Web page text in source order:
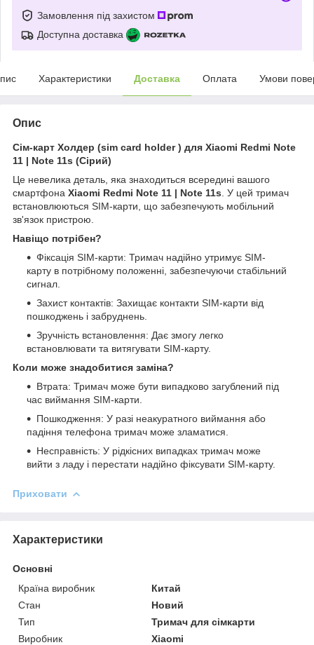
Замовлення під захистом
Доступна доставка
Характеристики Доставка Оплата Умови
Опис
Сім-карт Холдер (sim card holder ) для Xiaomi Redmi Note
11 | Note 11s (Сірий)
Це невелика деталь, яка знаходиться всередині вашого
смартфона Xiaomi Redmi Note 11 | Note 11s . У цей тримач
встановлюються SIM-карти, що забезпечують мобільний
зв'язок пристрою.
Навіщо потрібен?
Фіксація SIM-карти: Тримач надійно утримує SIM-
карту в потрібному положенні, забезпечуючи стабільний
сигнал.
Захист контактів: Захищає контакти SIM-карти від
пошкоджень і забруднень.
Зручність встановлення: Дає змогу легко
встановлювати та витягувати SIM-карту.
Коли може знадобитися заміна?
Втрата: Тримач може бути випадково загублений під
час виймання SIM-карти.
Пошкодження: У разі неакуратного виймання або
падіння телефона тримач може зламатися.
Несправність: У рідкісних випадках тримач може
вийти з ладу і перестати надійно фіксувати SIM-карту.
Приховати
Характеристики
Основні
Країна виробник
Китай
Стан
Новий
Тип
Тримач для сімкарти
Виробник
Xiaomi